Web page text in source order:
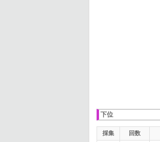
下位
採集 回数